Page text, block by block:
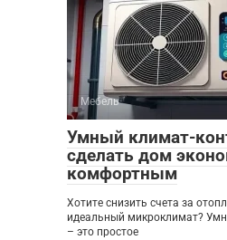
Мебель
Умный климат-
сделать дом
комфортным
Хотите снизить счета за
идеальный микроклимат?
– это простое